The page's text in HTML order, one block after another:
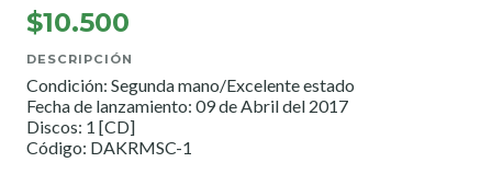
$10.500
DESCRIPCIÓN
Condición: Segunda mano/Excelente estado
Fecha de lanzamiento: 09 de Abril del 2017
Discos: 1 [CD]
Código: DAKRMSC-1